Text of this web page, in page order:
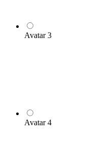
Avatar 3
Avatar 4